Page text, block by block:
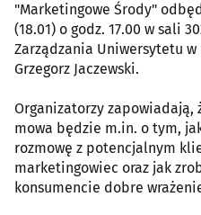
"Marketingowe Środy"
(18.01) o godz. 17.00 w sali
Zarządzania Uniwersytetu
Grzegorz Jaczewski.
Organizatorzy zapowiadają,
mowa będzie m.in. o tym,
rozmowę z potencjalnym
marketingowiec oraz jak
konsumencie dobre